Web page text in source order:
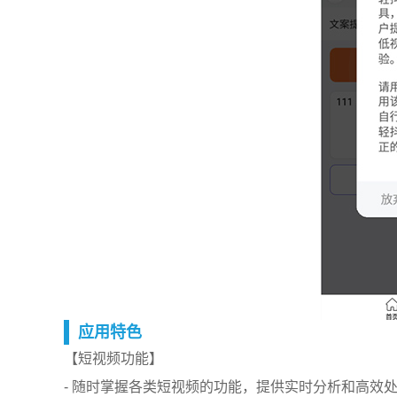
应用特色
【短视频功能】
- 随时掌握各类短视频的功能，提供实时分析和高效